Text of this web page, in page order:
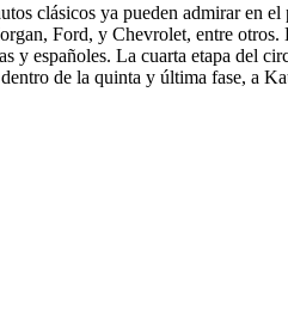
clásicos ya pueden admirar en
Ford, y Chevrolet, entre
y españoles. La cuarta etapa del
de la quinta y última fase, a